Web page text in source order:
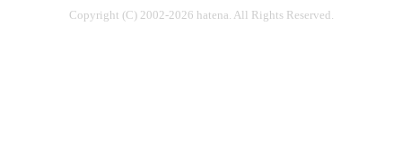
Copyright (C) 2002-2026 hatena. All Rights Reserved.